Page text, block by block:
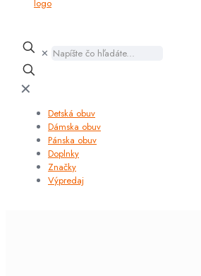
✕
✕
Detská obuv
Dámska obuv
Pánska obuv
Doplnky
Značky
Výpredaj